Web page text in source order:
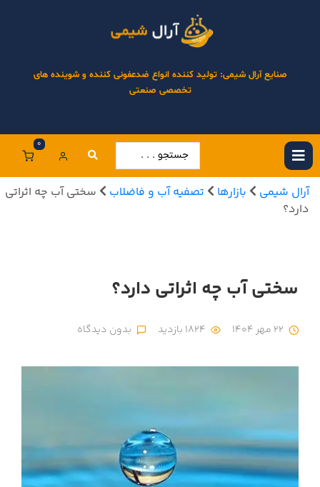
صنایع آرال شیمی: تولید کننده انواع ضدعفونی کننده و شوینده های
تخصصی صنعتی
0
آرال شیمی بازارها تصفیه آب و فاضلاب
سختی آب چه اثراتی
دارد؟
سختی آب چه اثراتی دارد؟
بدون دیدگاه